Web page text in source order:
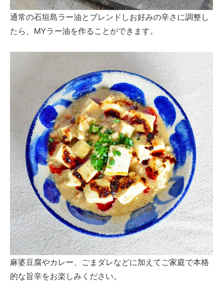
通常の石垣島ラー油とブレンドしお好みの辛さに調整し
たら、MYラー油を作ることができます。
麻婆豆腐やカレー、ごまダレなどに加えてご家庭で本格
的な旨辛をお楽しみください。